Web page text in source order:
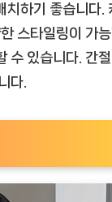
하기 좋습니다.
스타일링이 가
수 있습니다. 간
다.